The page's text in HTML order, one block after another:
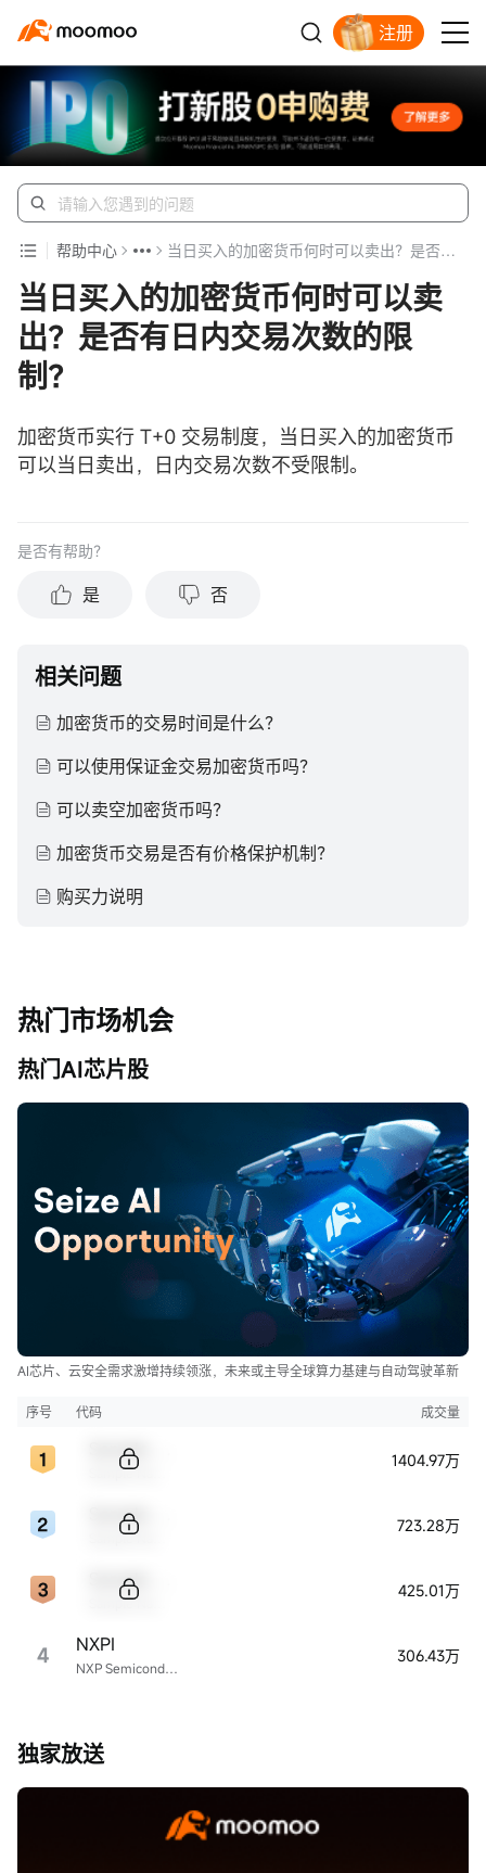
注册
帮助中心 当日买入的加密货币何时可以卖出？是否有日内交易次数的限制？
当日买入的加密货币何时可以卖
出？是否有日内交易次数的限
制？
加密货币实行 T+0 交易制度，当日买入的加密货币
可以当日卖出，日内交易次数不受限制。
是否有帮助？
是 否
相关问题
加密货币的交易时间是什么？
可以使用保证金交易加密货币吗？
可以卖空加密货币吗？
加密货币交易是否有价格保护机制？
购买力说明
热门市场机会
热门AI芯片股
AI芯片、云安全需求激增持续领涨，未来或主导全球算力基建与自动驾驶革新
序号 代码 成交量
1404.97万
723.28万
425.01万
4 NXP Semiconductors
NXPI 306.43万
独家放送